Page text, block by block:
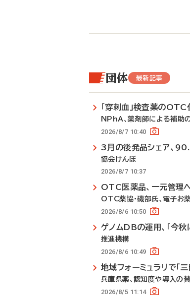
て
団体 最新記事
「穿刺血」検査薬の
NPhA、薬剤師による補助
2026/8/7 10:40
3月の後発品シェア、
協会けんぽ
2026/8/7 10:37
OTC医薬品、一元管理
OTC薬協・磯部氏、電子お
2026/8/6 10:50
ゲノムDBの運用、「今秋
推進機構
2026/8/6 10:49
地域フォーミュラリで「三
兵庫県薬、認知度や導入の
2026/8/5 11:14